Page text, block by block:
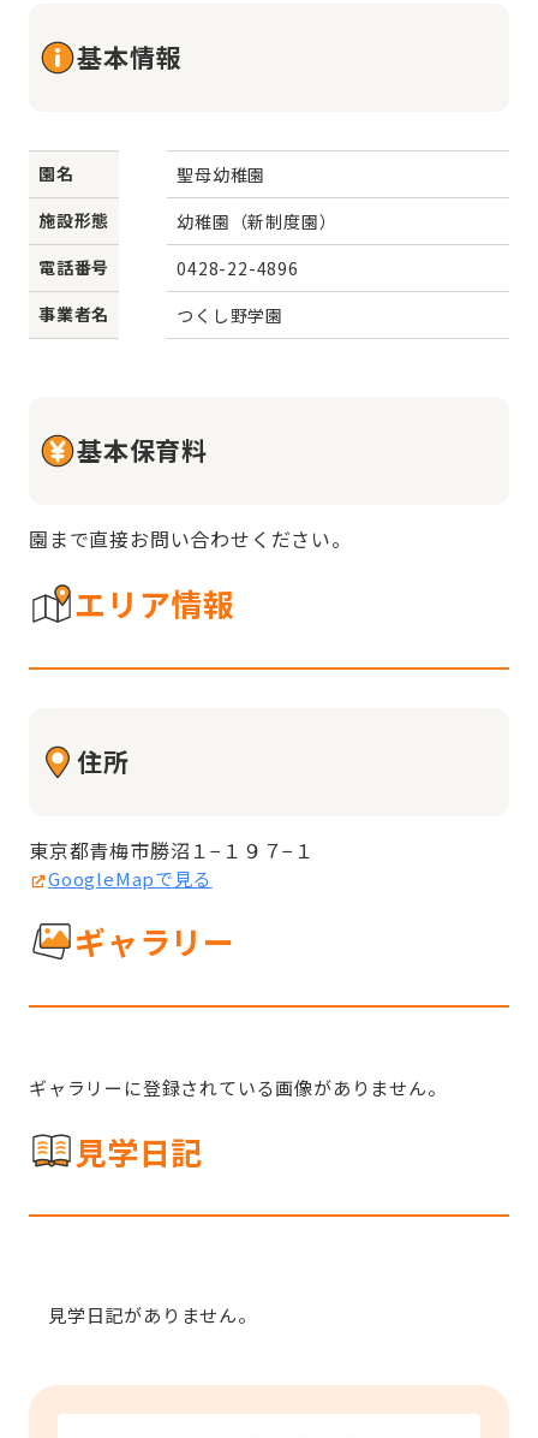
基本情報
園名
聖母幼稚園
施設形態
幼稚園（新制度園）
電話番号
0428-22-4896
事業者名
つくし野学園
基本保育料
園まで直接お問い合わせください。
エリア情報
住所
東京都青梅市勝沼１−１９７−１
GoogleMapで見る
ギャラリー
ギャラリーに登録されている画像がありません。
見学日記
見学日記がありません。